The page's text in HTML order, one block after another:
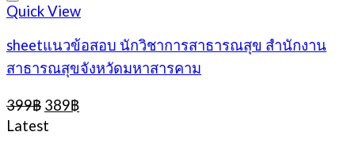
Quick View
sheetแนวข้อสอบ นักวิชาการสาธารณสุข สำนักงาน
สาธารณสุขจังหวัดมหาสารคาม
399฿ Original
price
was:
389฿Current
Latest